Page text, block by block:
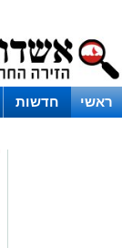
ראשי חדשות